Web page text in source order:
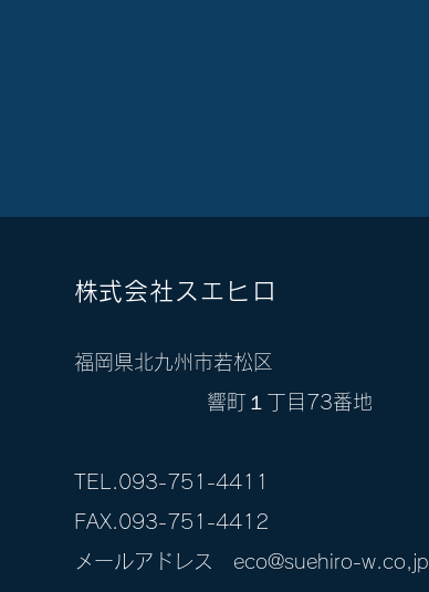
​株式会社スエヒロ
​福岡県北九州市若松区
響町１丁目73番地
TEL.093-751-4411
FAX.093-751-4412
​メールアドレス eco@suehiro-w.co ,jp